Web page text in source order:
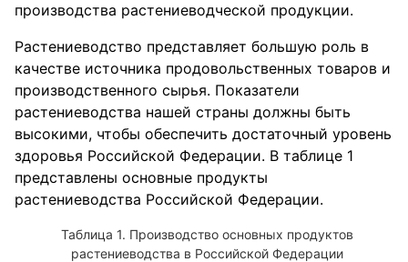
производства растениеводческой продукции.
Растениеводство представляет большую роль в
качестве источника продовольственных товаров и
производственного сырья. Показатели
растениеводства нашей страны должны быть
высокими, чтобы обеспечить достаточный уровень
здоровья Российской Федерации. В таблице 1
представлены основные продукты
растениеводства Российской Федерации.
Производство основных продуктов
растениеводства в Российской Федерации